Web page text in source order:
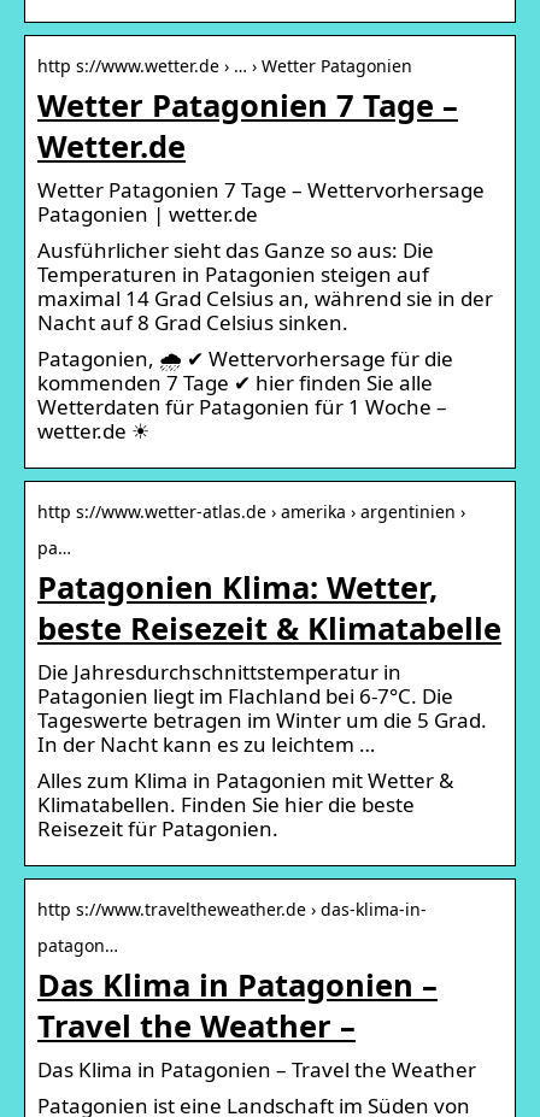
http s://www.wetter.de › … › Wetter Patagonien
Wetter Patagonien 7 Tage –
Wetter.de
Wetter Patagonien 7 Tage – Wettervorhersage
Patagonien | wetter.de
Ausführlicher sieht das Ganze so aus: Die
Temperaturen in Patagonien steigen auf
maximal 14 Grad Celsius an, während sie in der
Nacht auf 8 Grad Celsius sinken.
Patagonien, 🌧️ ✔ Wettervorhersage für die
kommenden 7 Tage ✔ hier finden Sie alle
Wetterdaten für Patagonien für 1 Woche –
wetter.de ☀
http s://www.wetter-atlas.de › amerika › argentinien ›
pa…
Patagonien Klima: Wetter,
beste Reisezeit & Klimatabelle
Die Jahresdurchschnittstemperatur in
Patagonien liegt im Flachland bei 6-7°C. Die
Tageswerte betragen im Winter um die 5 Grad.
In der Nacht kann es zu leichtem …
Alles zum Klima in Patagonien mit Wetter &
Klimatabellen. Finden Sie hier die beste
Reisezeit für Patagonien.
http s://www.traveltheweather.de › das-klima-in-
patagon…
Das Klima in Patagonien –
Travel the Weather –
Das Klima in Patagonien – Travel the Weather
Patagonien ist eine Landschaft im Süden von